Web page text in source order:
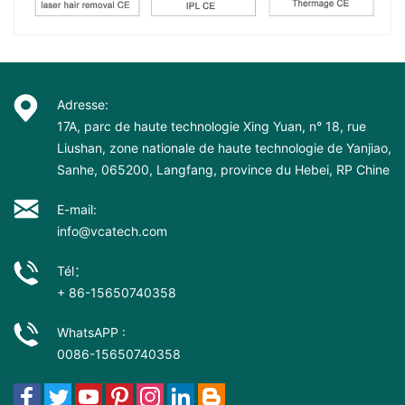
Adresse:
17A, parc de haute technologie Xing Yuan, n° 18, rue
Liushan, zone nationale de haute technologie de Yanjiao,
Sanhe, 065200, Langfang, province du Hebei, RP Chine
E-mail:
info@vcatech.com
Tél：
+ 86-15650740358
WhatsAPP :
0086-15650740358